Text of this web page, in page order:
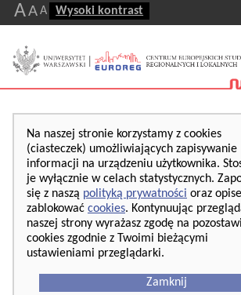
AA A Wysoki kontrast
Na naszej stronie korzystamy z cookies
(ciasteczek) umożliwiających zapisywanie
informacji na urządzeniu użytkownika.
je wyłącznie w celach statystycznych.
się z naszą polityką prywatności oraz
zablokować cookies. Kontynuując
naszej strony wyrażasz zgodę na
cookies zgodnie z Twoimi bieżącymi
ustawieniami przeglądarki.
Zamknij